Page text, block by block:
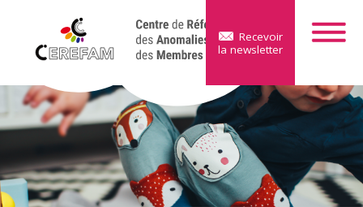
Recevoir
la newsletter